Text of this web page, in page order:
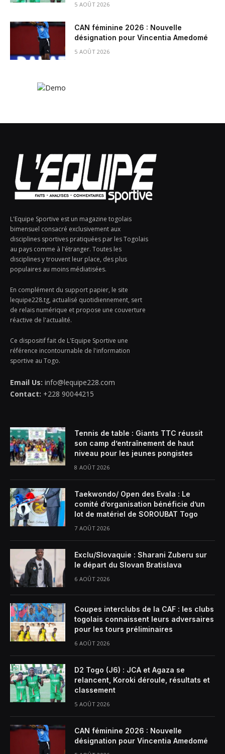
5 AOÛT 2026
CAN féminine 2026 : Nouvelle
désignation pour Vincentia Amedomé
5 AOÛT 2026
L'Equipe Sportive est un magazine togolais
bimensuel consacré exclusivement aux
disciplines sportives pratiquées par les Togolais
au pays comme à l'étranger. Toutes les
disciplines y trouvent leur place, des plus
populaires au moins médiatisées.
En complément du support papier, le site
lequipe228.tg, actualisé quotidiennement, sert
de relais numérique et propose une couverture
réactive de l'actualité.
Ce dispositif fait de L'Equipe Sportive une
référence incontournable de l'information
sportive au Togo.
Email Us: info@lequipe228.com
Contact: +228 90044215
Tennis de table : Giants TTC réussit
son camp d’entraînement de haut
niveau pour les jeunes pongistes
8 AOÛT 2026
Taekwondo/ Open des Evala : Le
comité d’organisation bénéficie d’un
lot de matériel de SOROUBAT Togo
7 AOÛT 2026
Exclu/Slovaquie : Sharani Zuberu sur
le départ du Slovan Bratislava
6 AOÛT 2026
Coupes interclubs de la CAF : les clubs
togolais connaissent leurs adversaires
pour les tours préliminaires
6 AOÛT 2026
D2 Togo (J6) : JCA et Agaza se
relancent, Koroki déroule, résultats et
classement
5 AOÛT 2026
CAN féminine 2026 : Nouvelle
désignation pour Vincentia Amedomé